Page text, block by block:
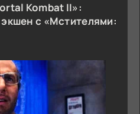
Kombat II»:
с «Мстителями: